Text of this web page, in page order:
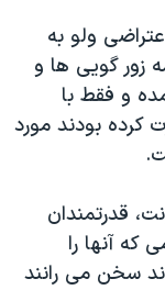
ولو به
زور گويی ها و
و فقط با
کرده بودند مورد
قدرتمندان
که آنها را
سخن می رانند